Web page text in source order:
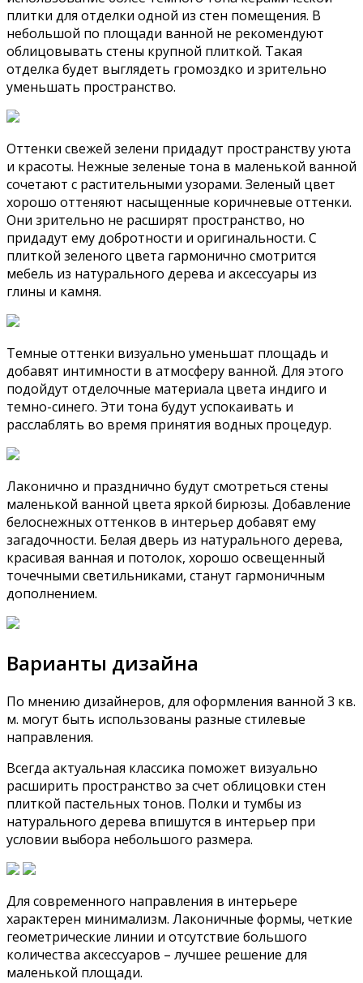
плитки для отделки одной из стен помещения. В
небольшой по площади ванной не рекомендуют
облицовывать стены крупной плиткой. Такая
отделка будет выглядеть громоздко и зрительно
уменьшать пространство.
Оттенки свежей зелени придадут пространству уюта
и красоты. Нежные зеленые тона в маленькой ванной
сочетают с растительными узорами. Зеленый цвет
хорошо оттеняют насыщенные коричневые оттенки.
Они зрительно не расширят пространство, но
придадут ему добротности и оригинальности. С
плиткой зеленого цвета гармонично смотрится
мебель из натурального дерева и аксессуары из
глины и камня.
Темные оттенки визуально уменьшат площадь и
добавят интимности в атмосферу ванной. Для этого
подойдут отделочные материала цвета индиго и
темно-синего. Эти тона будут успокаивать и
расслаблять во время принятия водных процедур.
Лаконично и празднично будут смотреться стены
маленькой ванной цвета яркой бирюзы. Добавление
белоснежных оттенков в интерьер добавят ему
загадочности. Белая дверь из натурального дерева,
красивая ванная и потолок, хорошо освещенный
точечными светильниками, станут гармоничным
дополнением.
Варианты дизайна
По мнению дизайнеров, для оформления ванной 3 кв.
м. могут быть использованы разные стилевые
направления.
Всегда актуальная классика поможет визуально
расширить пространство за счет облицовки стен
плиткой пастельных тонов. Полки и тумбы из
натурального дерева впишутся в интерьер при
условии выбора небольшого размера.
Для современного направления в интерьере
характерен минимализм. Лаконичные формы, четкие
геометрические линии и отсутствие большого
количества аксессуаров – лучшее решение для
маленькой площади.